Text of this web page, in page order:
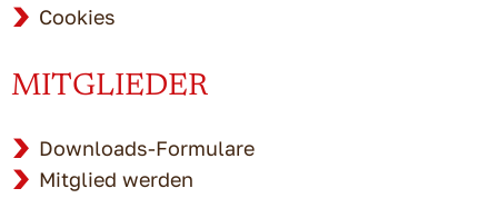
Cookies
MITGLIEDER
Downloads-Formulare
Mitglied werden